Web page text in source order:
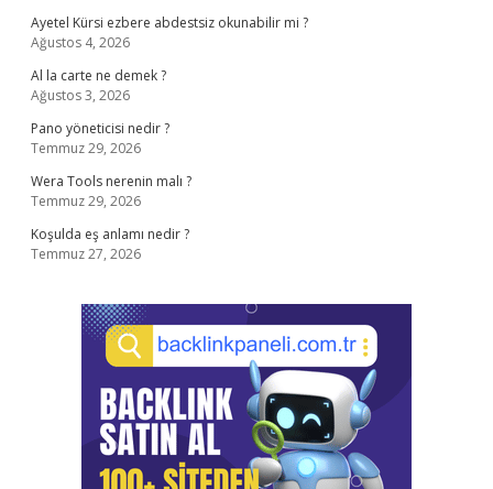
Ayetel Kürsi ezbere abdestsiz okunabilir mi ?
Ağustos 4, 2026
Al la carte ne demek ?
Ağustos 3, 2026
Pano yöneticisi nedir ?
Temmuz 29, 2026
Wera Tools nerenin malı ?
Temmuz 29, 2026
Koşulda eş anlamı nedir ?
Temmuz 27, 2026